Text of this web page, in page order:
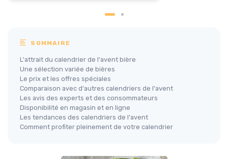
SOMMAIRE
L'attrait du calendrier de l'avent bière
Une sélection variée de bières
Le prix et les offres spéciales
Comparaison avec d'autres calendriers de l'avent
Les avis des experts et des consommateurs
Disponibilité en magasin et en ligne
Les tendances des calendriers de l'avent
Comment profiter pleinement de votre calendrier